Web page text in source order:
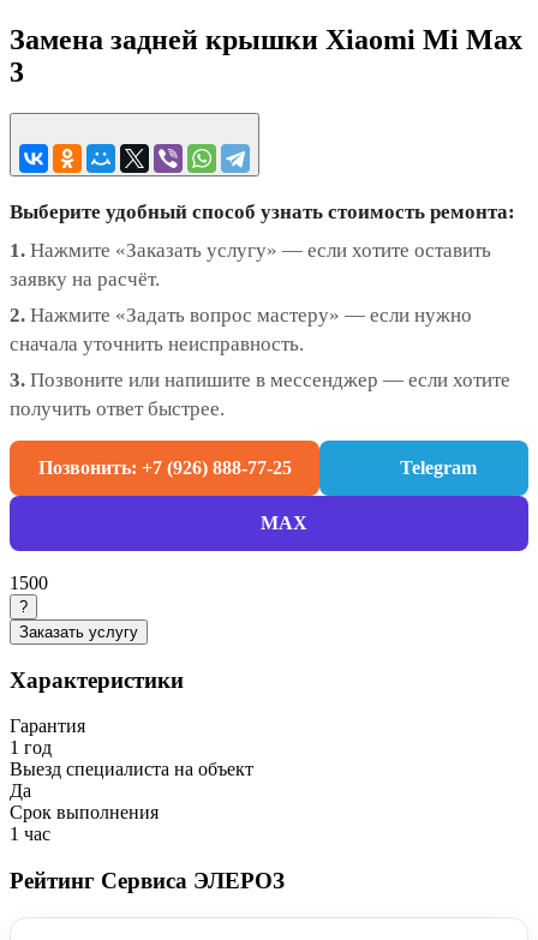
Замена задней крышки Xiaomi Mi Max
3
Выберите удобный способ узнать стоимость ремонта:
1. Нажмите «Заказать услугу» — если хотите оставить
заявку на расчёт.
2. Нажмите «Задать вопрос мастеру» — если нужно
сначала уточнить неисправность.
3. Позвоните или напишите в мессенджер — если хотите
получить ответ быстрее.
Позвонить: +7 (926) 888-77-25 Telegram
MAX
1500
?
Заказать услугу
Характеристики
Гарантия
1 год
Выезд специалиста на объект
Да
Срок выполнения
1 час
Рейтинг Сервиса ЭЛЕРОЗ